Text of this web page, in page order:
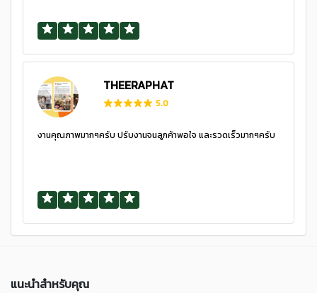
THEERAPHAT
5.0
งานคุณภาพมากๆครับ ปรับงานจนลูกค้าพอใจ และรวดเร็วมากๆครับ
แนะนำสำหรับคุณ